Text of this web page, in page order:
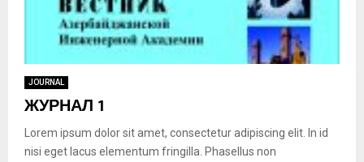
JOURNAL
ЖУРНАЛ 1
Lorem ipsum dolor sit amet, consectetur adipiscing elit. In id
nisi eget lacus elementum fringilla. Phasellus non